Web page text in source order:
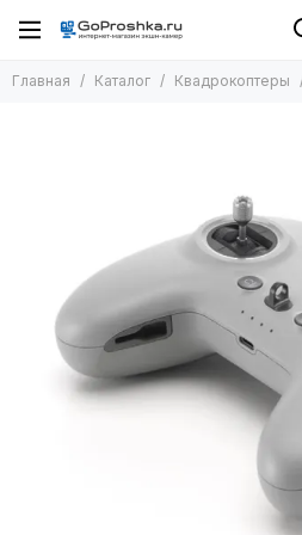
Квадрокоптеры
Квадрокоптеры DJI Mini
Квадрокоптеры DJI Air
Квадрокоптеры DJI AVATA
Квадрокоптеры Autel
Квадрокоптеры DJI Matrice
Квадрокоптеры DJI Neo
Главная Каталог Квадрокоптеры